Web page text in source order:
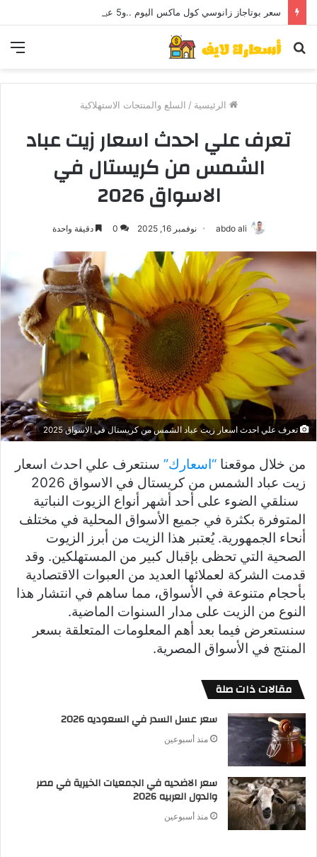
سعر بوتاجاز زانوسي كول ماكس اليوم ..و5 عيوب
بحث
الرئيسية / السلع والمنتجات الاستهلاكية
تعرف علي احدث اسعار زيت عباد
الشمس من كريستال في
الاسواق 2026
abdo ali نوفمبر 16, 2025 0 دقيقة واحدة
تعرف علي احدث اسعار زيت عباد الشمس من كريستال في الاسواق 2025
من خلال موقعنا “اسعارك” سنتعرف علي احدث اسعار
سنلقي الضوء على أحد أشهر أنواع الزيوت النباتية
المتوفرة بكثرة في جميع الأسواق المحلية في مختلف
أنحاء الجمهورية. يُعتبر هذا الزيت من أبرز الزيوت
الصحية التي تحظى بإقبال كبير من المستهلكين. وقد
قدمت الشركة لعملائها العديد من العبوات الاقتصادية
بأحجام متنوعة في الأسواق، مما ساهم في انتشار هذا
النوع من الزيت على مدار السنوات الماضية.
سنستعرض فيما بعد أهم المعلومات المتعلقة بسعر
المنتج في الأسواق المصرية.
مقالات ذات صلة
سعر عسل السدر في السعوديه 2026
منذ أسبوعين
سعر الاضحيه في الجمعيات الخيرية في مصر
والدول العربيه 2026
منذ أسبوعين